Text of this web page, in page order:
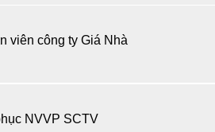
viên công ty Giá Nhà
NVVP SCTV